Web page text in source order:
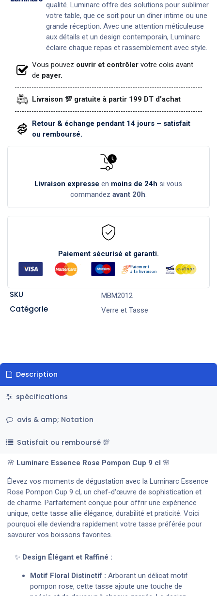
qualité. Luminarc offre des solutions pour sublimer
votre table, que ce soit pour un dîner intime ou une
grande réception. Avec une attention méticuleuse
aux détails et un design contemporain, Luminarc
éclaire chaque repas et rassemblement avec style.
Vous pouvez ouvrir et contrôler votre colis avant
de payer.
Livraison 💯 gratuite à partir 199 DT d'achat
Retour & échange pendant 14 jours – satisfait
ou remboursé.
Livraison expresse en moins de 24h si vous
commandez avant 20h.
Paiement sécurisé et garanti.
SKU MBM2012
Catégorie Verre et Tasse
Description
spécifications
avis & amp; Notation
Satisfait ou remboursé 💯
🌸 Luminarc Essence Rose Pompon Cup 9 cl 🌸
Élevez vos moments de dégustation avec la Luminarc Essence
Rose Pompon Cup 9 cl, un chef-d'œuvre de sophistication et
de charme. Parfaitement conçue pour offrir une expérience
unique, cette tasse allie élégance, durabilité et praticité. Voici
pourquoi elle deviendra rapidement votre tasse préférée pour
savourer vos boissons favorites.
✨ Design Élégant et Raffiné :
Motif Floral Distinctif : Arborant un délicat motif
pompon rose, cette tasse ajoute une touche de